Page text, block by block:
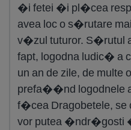
�i fetei �i pl�cea
avea loc o s�rutare
v�zul tuturor. S�rutul
fapt, logodna ludic� a
un an de zile, de multe
prefa��nd logodnele
f�cea Dragobetele, se
vor putea �ndr�gosti